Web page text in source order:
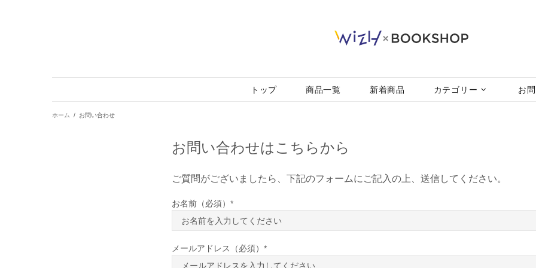
トップ 商品一覧 新着商品 カテゴリー お
ホーム お問い合わせ
お問い合わせはこちらから
ご質問がございましたら、下記のフォームにご記入の上、送信してください。
お名前（必須）
メールアドレス（必須）